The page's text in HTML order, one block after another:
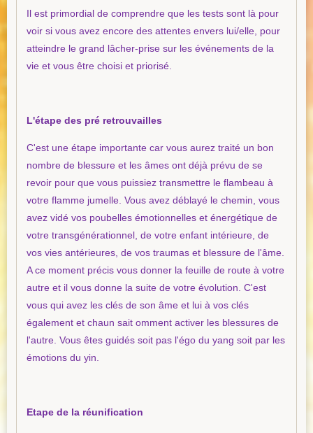
Il est primordial de comprendre que les tests sont là pour
voir si vous avez encore des attentes envers lui/elle, pour
atteindre le grand lâcher-prise sur les événements de la
vie et vous être choisi et priorisé.
L'étape des pré retrouvailles
C'est une étape importante car vous aurez traité un bon
nombre de blessure et les âmes ont déjà prévu de se
revoir pour que vous puissiez transmettre le flambeau à
votre flamme jumelle. Vous avez déblayé le chemin, vous
avez vidé vos poubelles émotionnelles et énergétique de
votre transgénérationnel, de votre enfant intérieure, de
vos vies antérieures, de vos traumas et blessure de l'âme.
A ce moment précis vous donner la feuille de route à votre
autre et il vous donne la suite de votre évolution. C'est
vous qui avez les clés de son âme et lui à vos clés
également et chaun sait omment activer les blessures de
l'autre. Vous êtes guidés soit pas l'égo du yang soit par les
émotions du yin.
Etape de la réunification